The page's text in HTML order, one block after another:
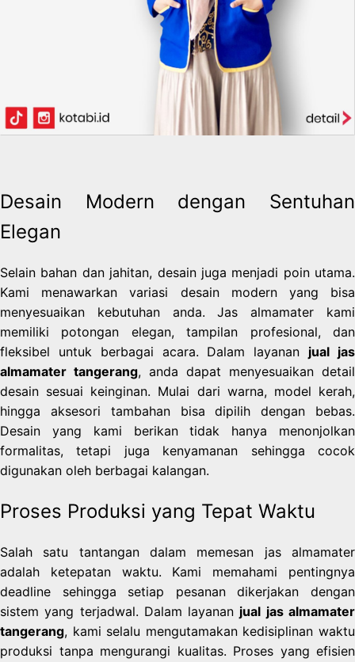
Desain Modern dengan Sentuhan
Elegan
Selain bahan dan jahitan, desain juga menjadi poin utama.
Kami menawarkan variasi desain modern yang bisa
menyesuaikan kebutuhan anda. Jas almamater kami
memiliki potongan elegan, tampilan profesional, dan
fleksibel untuk berbagai acara. Dalam layanan jual jas
almamater tangerang, anda dapat menyesuaikan detail
desain sesuai keinginan. Mulai dari warna, model kerah,
hingga aksesori tambahan bisa dipilih dengan bebas.
Desain yang kami berikan tidak hanya menonjolkan
formalitas, tetapi juga kenyamanan sehingga cocok
digunakan oleh berbagai kalangan.
Proses Produksi yang Tepat Waktu
Salah satu tantangan dalam memesan jas almamater
adalah ketepatan waktu. Kami memahami pentingnya
deadline sehingga setiap pesanan dikerjakan dengan
sistem yang terjadwal. Dalam layanan jual jas almamater
tangerang, kami selalu mengutamakan kedisiplinan waktu
produksi tanpa mengurangi kualitas. Proses yang efisien